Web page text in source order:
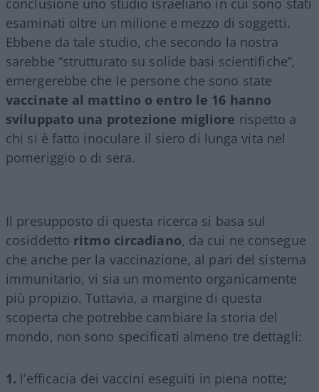
esaminati oltre un milione e mezzo di soggetti.
Ebbene da tale studio, che secondo la nostra
sarebbe “strutturato su solide basi scientifiche”,
emergerebbe che le persone che sono state
vaccinate al mattino o entro le 16 hanno
sviluppato una protezione migliore rispetto a
chi si è fatto inoculare il siero di lunga vita nel
pomeriggio o di sera.
Il presupposto di questa ricerca si basa sul
cosiddetto ritmo circadiano, da cui ne consegue
che anche per la vaccinazione, al pari del sistema
immunitario, vi sia un momento organicamente
più propizio. Tuttavia, a margine di questa
scoperta che potrebbe cambiare la storia del
mondo, non sono specificati almeno tre dettagli:
1. l’efficacia dei vaccini eseguiti in piena notte;